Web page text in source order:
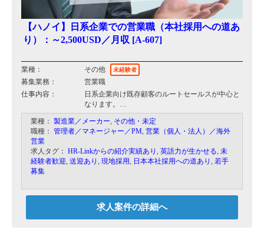
【ハノイ】日系企業での営業職（本社採用への道あ
り）：～2,500USD／月収 [A-607]
業種： その他 未経験者
募集業務：
営業職
仕事内容：
日系企業向け既存顧客のルートセールスが中心と
なります。
入社後はOJT研修がメインとなりますが、先輩社
員と同行し現場でスキルを身につけて頂きます。
・新規開拓
・既存顧客ケア
業種： 製造業／メーカー その他・未定
職種： 管理者／マネージャー／PM 営業（個人・法人）／海外
営業
求人タグ： HR-Linkからの紹介実績あり 英語力が生かせる 未
経験者歓迎 送迎あり 現地採用 日本本社採用への道あり
若手
募集
求人案件の詳細へ